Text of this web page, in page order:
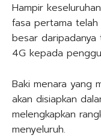
Hampir
fasa pertama
besar daripadanya
4G kepada
Baki menara yang
akan disiapkan
melengkapkan
menyeluruh.